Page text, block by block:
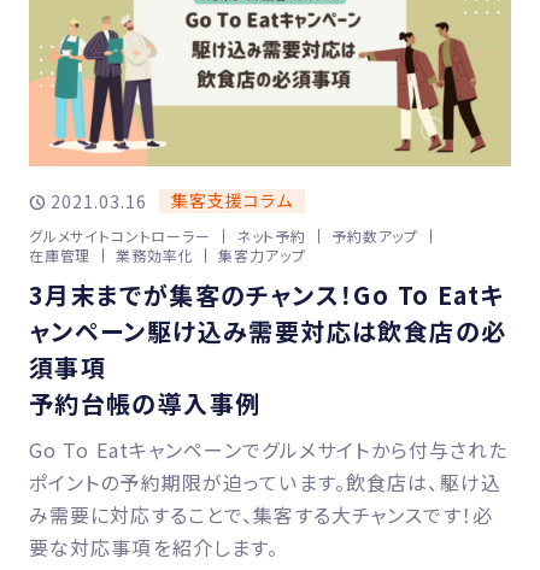
2021.03.16 集客支援コラム
グルメサイトコントローラー ネット予約
予約数アップ
在庫管理
業務効率化 集客力アップ
3月末までが集客のチャンス！Go To Eatキ
ャンペーン駆け込み需要対応は飲食店の必
須事項
予約台帳の導入事例
Go To Eatキャンペーンでグルメサイトから付与された
ポイントの予約期限が迫っています。飲食店は、駆け込
み需要に対応することで、集客する大チャンスです！必
要な対応事項を紹介します。